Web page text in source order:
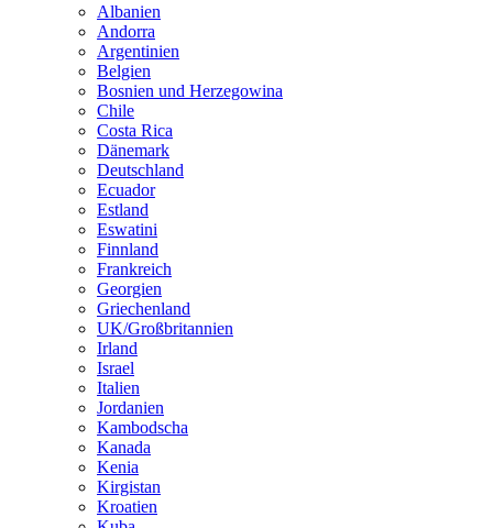
Albanien
Andorra
Argentinien
Belgien
Bosnien und Herzegowina
Chile
Costa Rica
Dänemark
Deutschland
Ecuador
Estland
Eswatini
Finnland
Frankreich
Georgien
Griechenland
UK/Großbritannien
Irland
Israel
Italien
Jordanien
Kambodscha
Kanada
Kenia
Kirgistan
Kroatien